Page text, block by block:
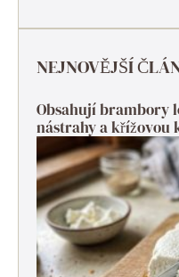
NEJNOVĚJŠÍ
Obsahují brambory
nástrahy a křížovou